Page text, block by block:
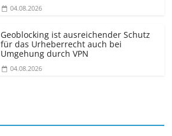
04.08.2026
Geoblocking ist ausreichender Schutz
für das Urheberrecht auch bei
Umgehung durch VPN
04.08.2026